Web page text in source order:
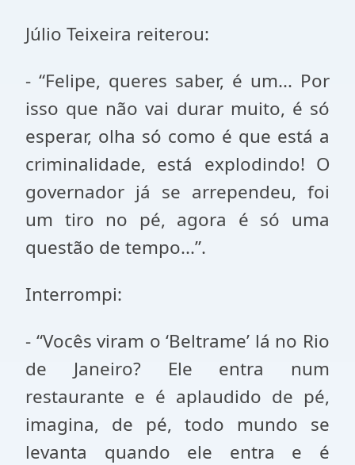
Júlio Teixeira reiterou:
- “Felipe, queres saber, é um... Por
isso que não vai durar muito, é só
esperar, olha só como é que está a
criminalidade, está explodindo! O
governador já se arrependeu, foi
um tiro no pé, agora é só uma
questão de tempo...”.
Interrompi:
- “Vocês viram o ‘Beltrame’ lá no Rio
de Janeiro? Ele entra num
restaurante e é aplaudido de pé,
imagina, de pé, todo mundo se
levanta quando ele entra e é